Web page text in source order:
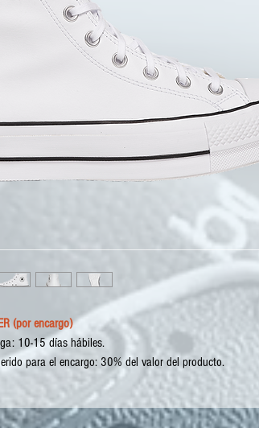
(por encargo)
10-15 días hábiles.
para el encargo: 30% del valor del producto.